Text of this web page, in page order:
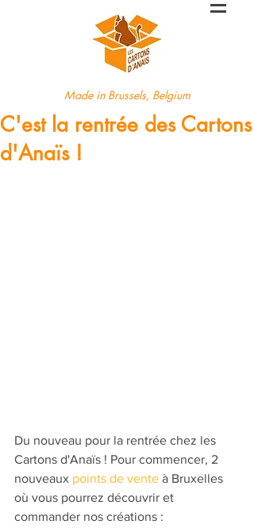
Made in Brussels, Belgium
C'est la rentrée des Cartons
d'Anaïs !
Du nouveau pour la rentrée chez les
Cartons d'Anaïs ! Pour commencer, 2
nouveaux points de vente à Bruxelles
où vous pourrez découvrir et
commander nos créations :